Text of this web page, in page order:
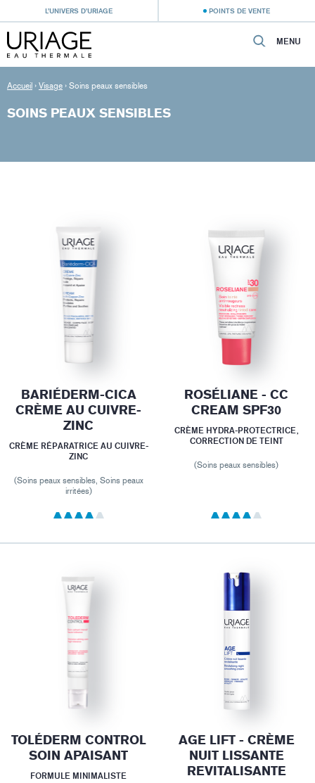
L’UNIVERS D’URIAGE POINTS DE VENTE
MENU
Accueil › Visage › Soins peaux sensibles
SOINS PEAUX SENSIBLES
BARIÉDERM-CICA
CRÈME AU CUIVRE-
ZINC
CRÈME RÉPARATRICE AU CUIVRE-
ZINC
(Soins peaux sensibles, Soins peaux
irritées)
ROSÉLIANE - CC
CREAM SPF30
CRÈME HYDRA-PROTECTRICE,
CORRECTION DE TEINT
(Soins peaux sensibles)
TOLÉDERM CONTROL
SOIN APAISANT
FORMULE MINIMALISTE
AGE LIFT - CRÈME
NUIT LISSANTE
REVITALISANTE